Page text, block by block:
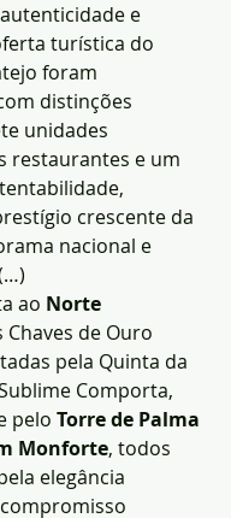
e
turística do
foram
distinções
unidades
restaurantes e um
crescente da
nacional e
ao Norte
Chaves de Ouro
pela Quinta da
Comporta,
pelo Torre de Palma
Monforte, todos
elegância